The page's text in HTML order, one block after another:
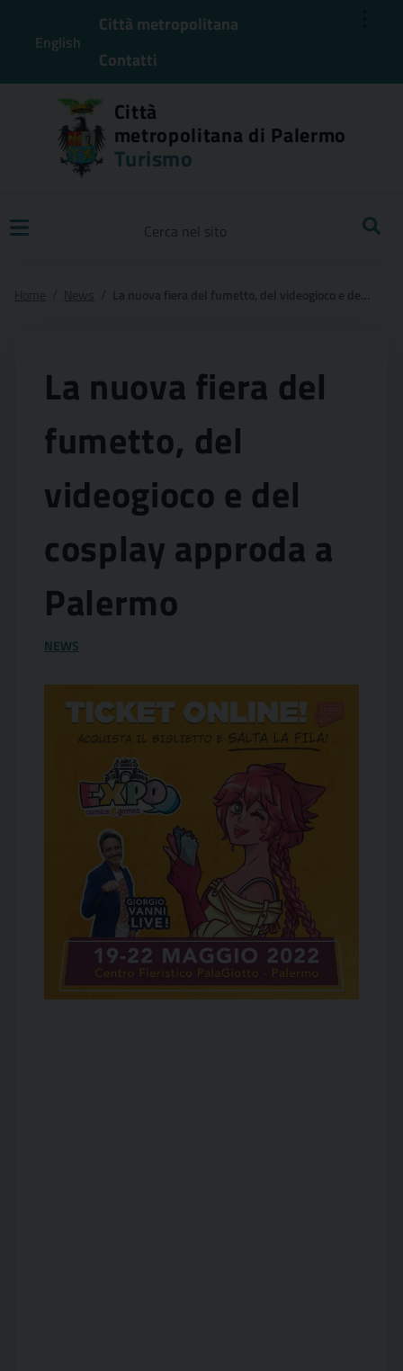
English
Città metropolitana
Contatti
Città
metropolitana di Palermo
Turismo
La nuova fiera del
fumetto, del
videogioco e del
cosplay approda a
Palermo
NEWS